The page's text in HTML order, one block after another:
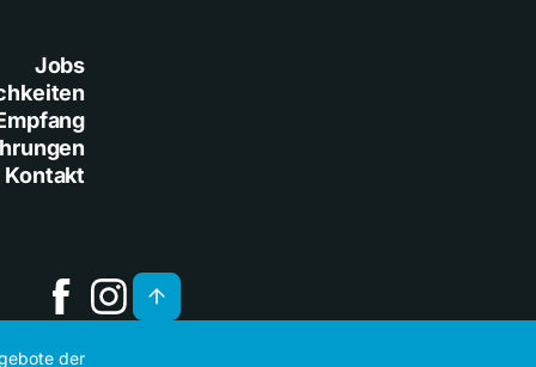
Jobs
Kontakt
der